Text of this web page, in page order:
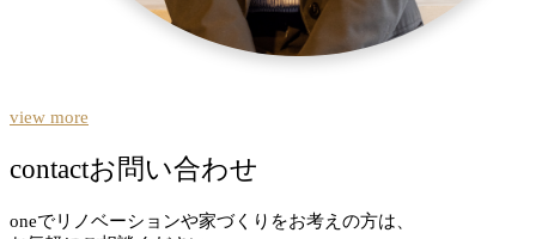
view more
contactお問い合わせ
oneでリノベーションや家づくりをお考えの方は、